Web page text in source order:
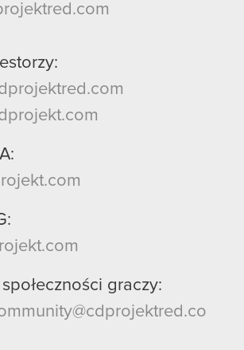
graczy: